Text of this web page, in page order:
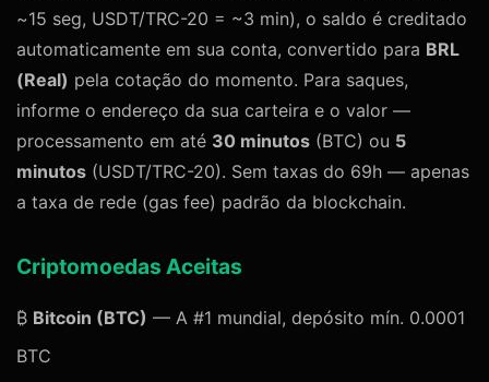
~15 seg, USDT/TRC-20 = ~3 min), o saldo é creditado
automaticamente em sua conta, convertido para BRL
(Real) pela cotação do momento. Para saques,
informe o endereço da sua carteira e o valor —
processamento em até 30 minutos (BTC) ou 5
minutos (USDT/TRC-20). Sem taxas do 69h — apenas
a taxa de rede (gas fee) padrão da blockchain.
Criptomoedas Aceitas
₿ Bitcoin (BTC) — A #1 mundial, depósito mín. 0.0001
BTC